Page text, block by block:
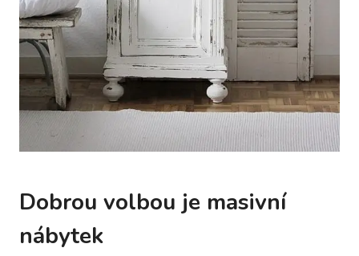
Dobrou volbou je masivní
nábytek